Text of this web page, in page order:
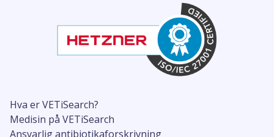
Hva er VETiSearch?
Medisin på VETiSearch
Ansvarlig antibiotikaforskrivning